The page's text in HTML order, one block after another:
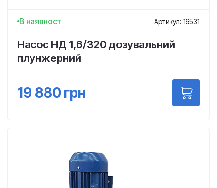
В наявності Артикул: 16531
Насос НД 1,6/320 дозувальний
плунжерний
19 880 грн